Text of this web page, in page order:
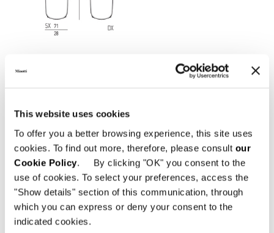
This website uses cookies
To offer you a better browsing experience, this site uses
cookies. To find out more, therefore, please consult our
Cookie Policy. By clicking "OK" you consent to the
use of cookies. To select your preferences, access the
"Show details" section of this communication, through
which you can express or deny your consent to the
indicated cookies.
Struttura